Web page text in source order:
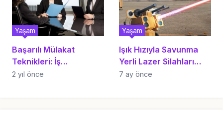
Başarılı Mülakat
Teknikleri: İş
Görüşmesinde Fark
Yaşam
2 yıl önce
Işık Hızıyla Savunma
Yerli Lazer Silahları
ALKA ve NAZAR
Yaşam
7 ay önce